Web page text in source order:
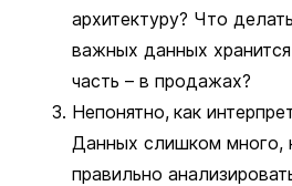
архитектуру? Что
важных данных
часть – в продажах?
Непонятно, как
Данных слишком много,
правильно